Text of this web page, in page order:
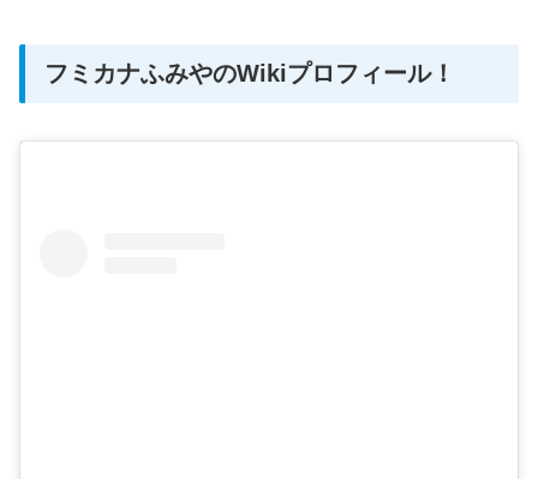
フミカナふみやのWikiプロフィール！